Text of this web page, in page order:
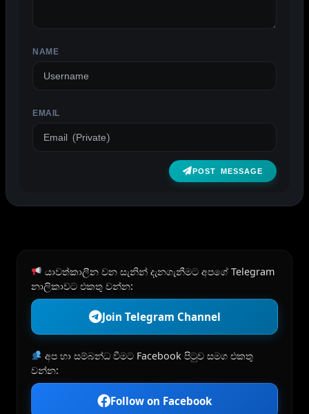
NAME
EMAIL
POST MESSAGE
යාවත්කාලීන වන සැනින් දැනගැනීමට අපගේ Telegram
නාලිකාවට එකතු වන්න:
Join Telegram Channel
අප හා සම්බන්ධ වීමට Facebook පිටුව සමග එකතු
වන්න:
Follow on Facebook